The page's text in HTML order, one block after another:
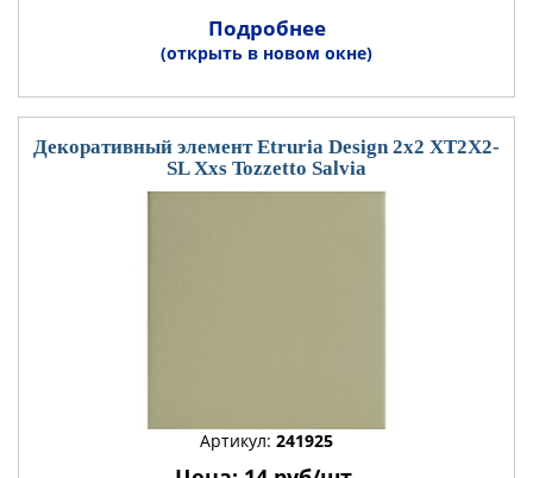
Подробнее
(открыть в новом окне)
Декоративный элемент Etruria Design 2x2 XT2X2-
SL Xxs Tozzetto Salvia
Артикул: 241925